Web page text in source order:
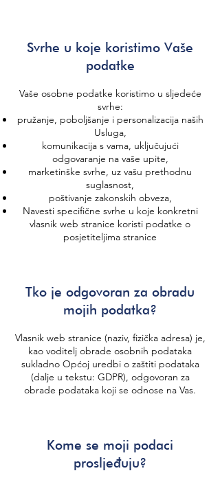
Svrhe u koje koristimo Vaše
podatke
Vaše osobne podatke koristimo u sljedeće
svrhe:
pružanje, poboljšanje i personalizacija naših
Usluga,
komunikacija s vama, uključujući
odgovaranje na vaše upite,
marketinške svrhe, uz vašu prethodnu
suglasnost,
poštivanje zakonskih obveza,
Navesti specifične svrhe u koje konkretni
vlasnik web stranice koristi podatke o
posjetiteljima stranice
Tko je odgovoran za obradu
mojih podatka?
Vlasnik web stranice (naziv, fizička adresa) je,
kao voditelj obrade osobnih podataka
sukladno Općoj uredbi o zaštiti podataka
(dalje u tekstu: GDPR), odgovoran za
obrade podataka koji se odnose na Vas.
Kome se moji podaci
prosljeđuju?